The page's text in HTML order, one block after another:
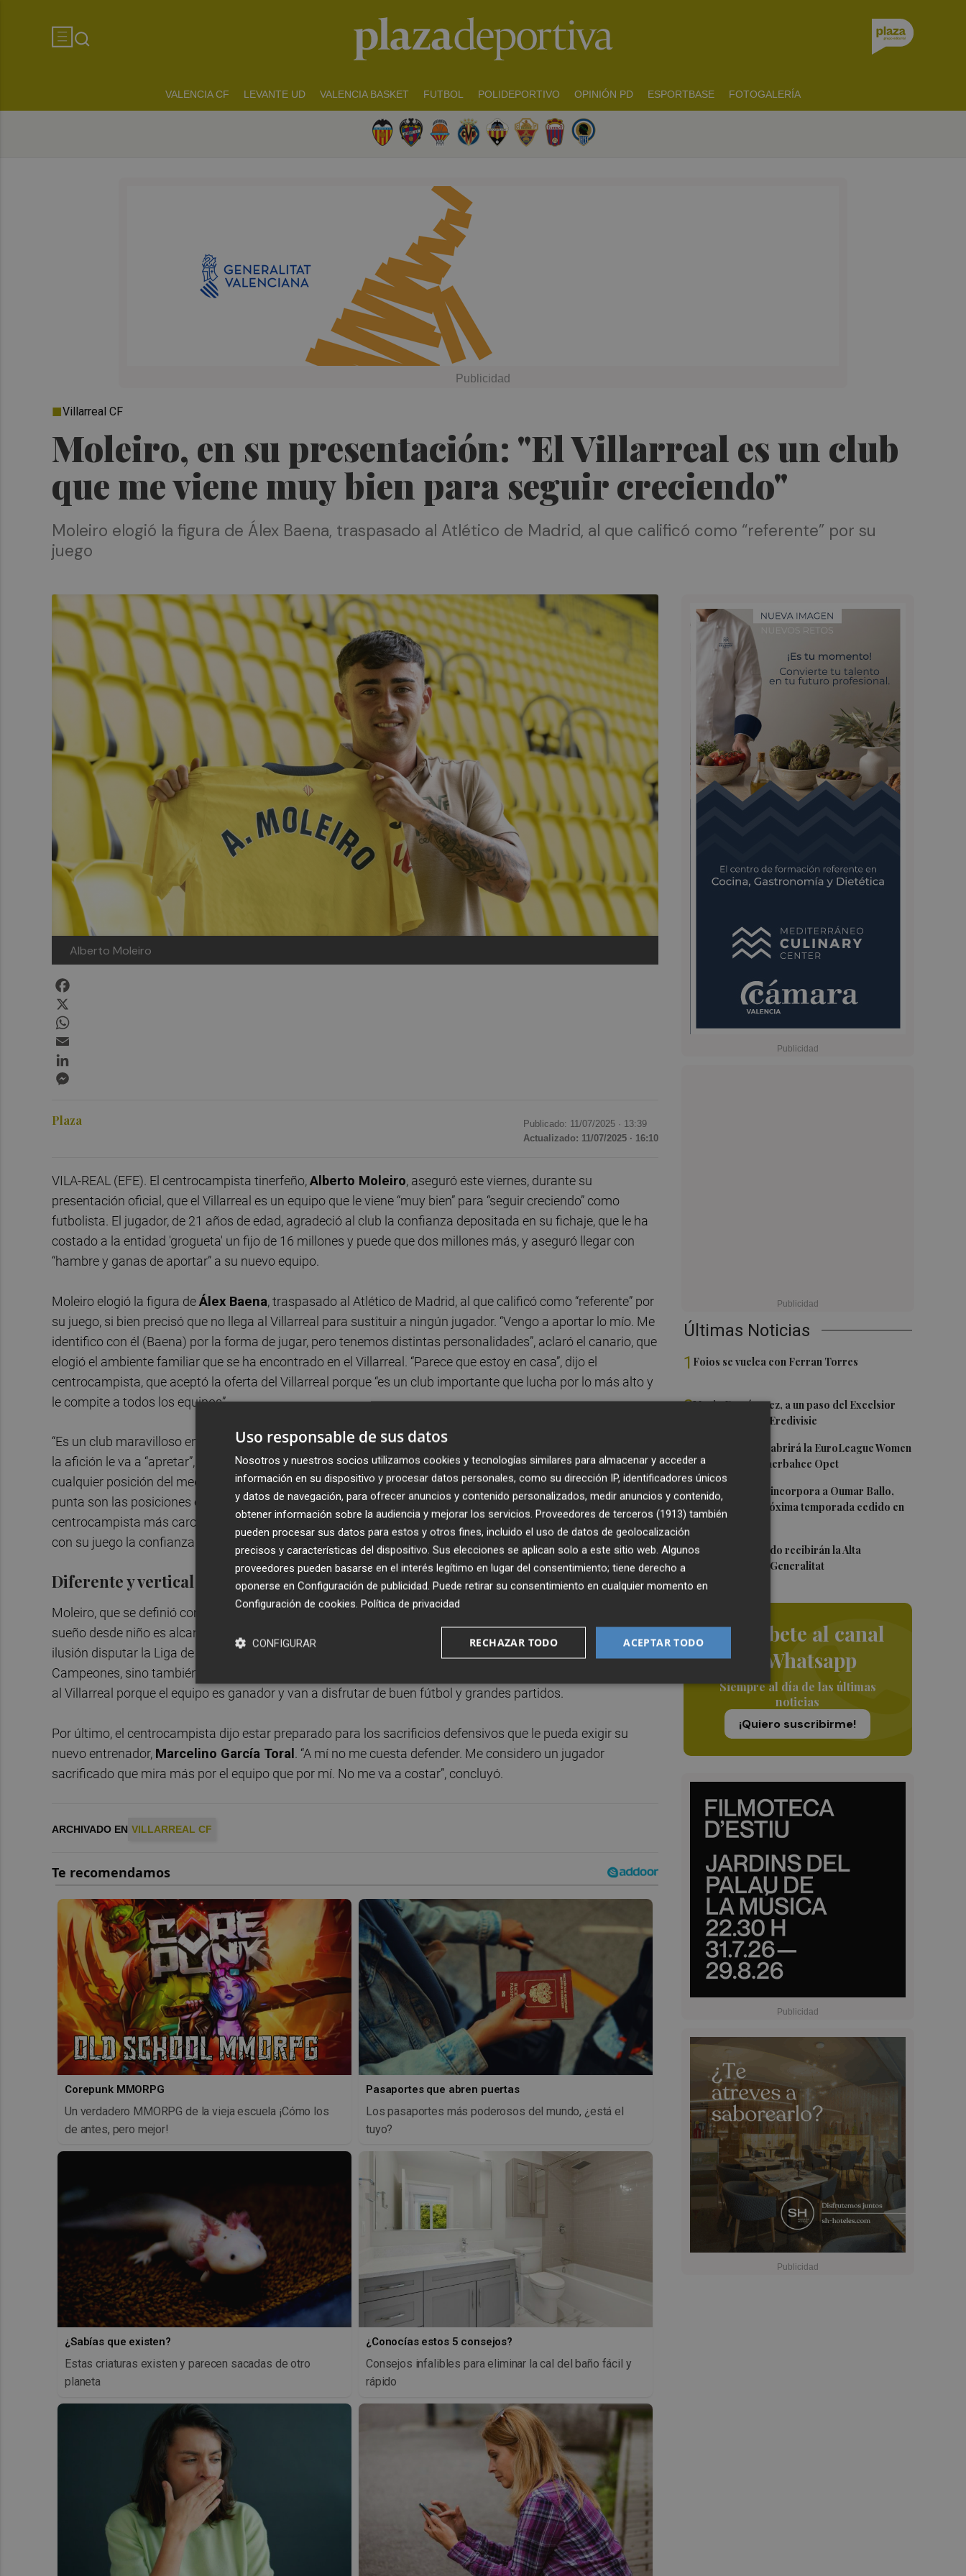
VALENCIA CF LEVANTE UD VALENCIA BASKET FUTBOL POLIDEPORTIVO OPINIÓN PD ESPORTBASE FOTOGALERÍA
Moleiro, en su presentación: "El Villarreal es un club
que me viene muy bien para seguir creciendo"
Villarreal CF
Moleiro elogió la figura de Álex Baena, traspasado al Atlético de Madrid, al que calificó como “referente” por su
juego
Alberto Moleiro
Últimas Noticias
1 Foios se vuelca con Ferran Torres
2Mario Domínguez, a un paso del Excelsior
Róterdam de la Eredivisie
Valencia Basket abrirá la EuroLeague Women
en casa ante Fenerbahce Opet
4Valencia Basket incorpora a Oumar Ballo,
que jugará la próxima temporada cedido en
5Ferran y Grimaldo recibirán la Alta
Distinción de la Generalitat
Suscríbete al canal
de Whatsapp
Siempre al día de las últimas
noticias
¡Quiero suscribirme!
Plaza Publicado: 11/07/2025 · 13:39
Actualizado: 11/07/2025 · 16:10
VILA-REAL (EFE). El centrocampista tinerfeño,Alberto Moleiro, aseguró este viernes, durante su
presentación oficial, que el Villarreal es un equipo que le viene “muy bien” para “seguir creciendo” como
futbolista. El jugador, de 21 años de edad, agradeció al club la confianza depositada en su fichaje, que le ha
costado a la entidad 'grogueta' un fijo de 16 millones y puede que dos millones más, y aseguró llegar con
“hambre y ganas de aportar” a su nuevo equipo.
Moleiro elogió la figura deÁlex Baena, traspasado al Atlético de Madrid, al que calificó como “referente” por
su juego, si bien precisó que no llega al Villarreal para sustituir a ningún jugador. “Vengo a aportar lo mío. Me
identifico con él (Baena) por la forma de jugar, pero tenemos distintas personalidades”, aclaró el canario, que
elogió el ambiente familiar que se ha encontrado en el Villarreal. “Parece que estoy en casa”, dijo el
centrocampista, que aceptó la oferta del Villarreal porque “es un club importante que lucha por lo más alto y
le compite a todos los equipos”.
“Es un club maravilloso en el que voy a disfrutar muchísimo”, reiteró Moleiro, quien dijo ser consciente de que
la afición le va a “apretar”, si bien indicó que es algo que le gusta. El futbolista aseguró sentirse cómodo en
cualquier posición del medio campo, aunque admitió que arrancando desde el perfil izquierdo o en la media
punta son las posiciones en las que “puedo aportar más al equipo”. El tinerfeño afirmó que ser el
centrocampista más caro de la historia del club no es una presión “sino un orgullo” y garantizó que devolverá
con su juego la confianza de la entidad.
Diferente y vertical
Moleiro, que se definió como un jugador diferente, vertical y al que le gusta asociarse, no ocultó que su
sueño desde niño es alcanzar la selección absoluta y disputar un Mundial y reconoció que le hace especial
ilusión disputar la Liga de Campeones. “Estoy muy motivado para la temporada, pero no sólo para la Liga de
Campeones, sino también para la Copa y la Liga”, declaró Moleiro, que pidió a los aficionados que se abonen
al Villarreal porque el equipo es ganador y van a disfrutar de buen fútbol y grandes partidos.
Por último, el centrocampista dijo estar preparado para los sacrificios defensivos que le pueda exigir su
nuevo entrenador, Marcelino García Toral. “A mí no me cuesta defender. Me considero un jugador
sacrificado que mira más por el equipo que por mí. No me va a costar”, concluyó.
ARCHIVADO EN VILLARREAL CF
Corepunk MMORPG
Un verdadero MMORPG de la vieja escuela ¡Cómo los
de antes, pero mejor!
Pasaportes que abren puertas
Los pasaportes más poderosos del mundo, ¿está el
tuyo?
¿Sabías que existen?
Estas criaturas existen y parecen sacadas de otro
planeta
¿Conocías estos 5 consejos?
Consejos infalibles para eliminar la cal del baño fácil y
rápido
Uso responsable de sus datos
Nosotros y nuestros socios utilizamos cookies y tecnologías similares para almacenar y acceder a
información en su dispositivo y procesar datos personales, como su dirección IP, identificadores únicos
y datos de navegación, para ofrecer anuncios y contenido personalizados, medir anuncios y contenido,
obtener información sobre la audiencia y mejorar los servicios. Proveedores de terceros (1913) también
pueden procesar sus datos para estos y otros fines, incluido el uso de datos de geolocalización
precisos y características del dispositivo. Sus elecciones se aplican solo a este sitio web. Algunos
proveedores pueden basarse en el interés legítimo en lugar del consentimiento; tiene derecho a
oponerse en Configuración de publicidad. Puede retirar su consentimiento en cualquier momento en
Configuración de cookies. Política de privacidad
ACEPTAR TODO
RECHAZAR TODO
CONFIGURAR